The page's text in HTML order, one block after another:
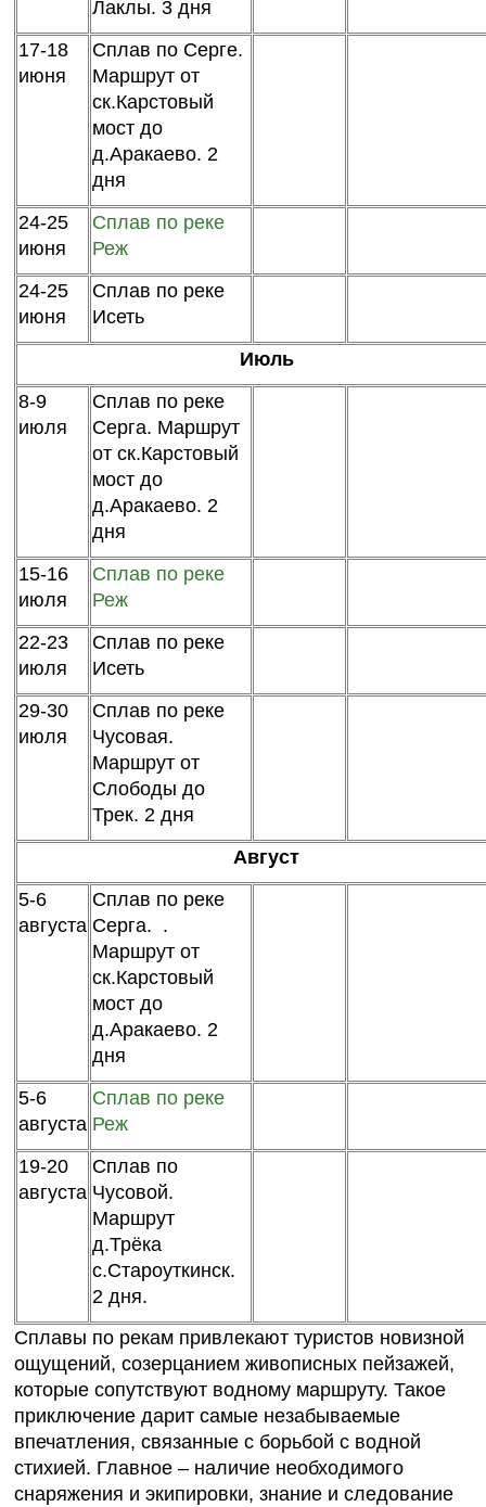
Лаклы. 3 дня
17-18
июня
Сплав по Серге.
Маршрут от
ск.Карстовый
мост до
д.Аракаево. 2
дня
24-25
июня
Сплав по реке
Реж
24-25
июня
Сплав по реке
Исеть
Июль
8-9
июля
Сплав по реке
Серга. Маршрут
от ск.Карстовый
мост до
д.Аракаево. 2
дня
15-16
июля
Сплав по реке
Реж
22-23
июля
Сплав по реке
Исеть
29-30
июля
Сплав по реке
Чусовая.
Маршрут от
Слободы до
Трек. 2 дня
Август
5-6
августа
Сплав по реке
Серга. .
Маршрут от
ск.Карстовый
мост до
д.Аракаево. 2
дня
5-6
августа
Сплав по реке
Реж
19-20
августа
Сплав по
Чусовой.
Маршрут
д.Трёка
с.Староуткинск.
2 дня.
Сплавы по рекам привлекают туристов новизной
ощущений, созерцанием живописных пейзажей,
которые сопутствуют водному маршруту. Такое
приключение дарит самые незабываемые
впечатления, связанные с борьбой с водной
стихией. Главное – наличие необходимого
снаряжения и экипировки, знание и следование